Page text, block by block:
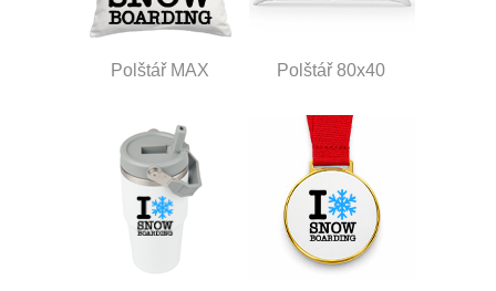
Polštář MAX Polštář 80x40